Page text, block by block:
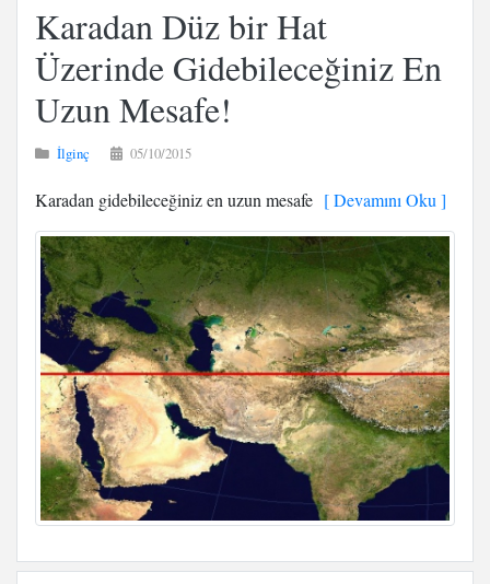
Karadan Düz bir Hat
Üzerinde Gidebileceğiniz En
Uzun Mesafe!
İlginç 05/10/2015
Karadan gidebileceğiniz en uzun mesafe [ Devamını Oku ]